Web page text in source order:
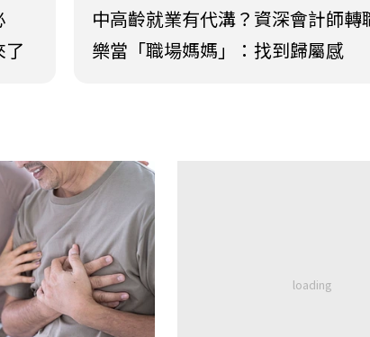
中高齡就業有代溝？資深會計師轉
樂當「職場媽媽」：找到歸屬感